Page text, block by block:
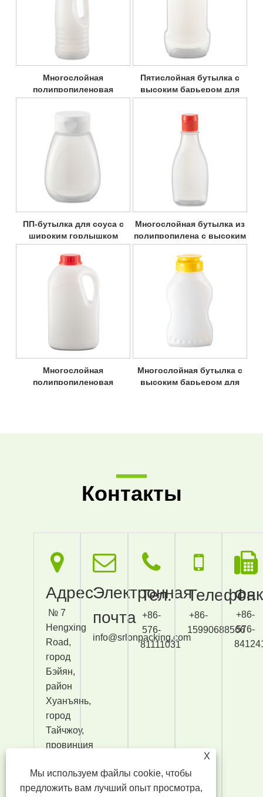
Многослойная
полипропиленовая
бутылка для соевого
соуса с высоким
Пятислойная бутылка с
высоким барьером для
острого томатного и
соевого соуса чили,
полипропиленовая
бутылка
ПП-бутылка для соуса с
широким горлышком
Многослойная бутылка из
полипропилена с высоким
барьером и узким
горлышком для томатного
соевого соуса
Многослойная
полипропиленовая
Многослойная бутылка с
высоким барьером для
Контакты
Адрес
№ 7
Hengxing
Road,
город
Бэйян,
район
Хуанъянь,
город
Тайчжоу,
провинция
Китай.
Электронная
почта
info@srlonpacking.com
Тел.
+86-
576-
81111031
Телефон
+86-
15990688566
+86-
576-
X
Мы используем файлы cookie, чтобы
предложить вам лучший опыт просмотра,